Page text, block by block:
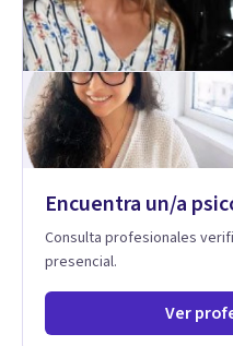
neurociencias y estrategias
para fortalecer la
socioemocionales y promover
divulgador científico,
a la vida cotidiana mediante
aplicables, con el propósito
Encuentra un/a
Consulta profesionales
presencial.
Ver